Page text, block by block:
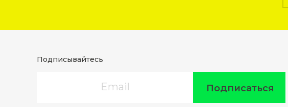
Подписывайтесь
Подписаться